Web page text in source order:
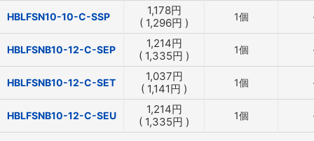
HBLFSN10-10-C-SSP 1,178円
( 1,296円 ) 1個
HBLFSNB10-12-C-SEP 1,214円
( 1,335円 ) 1個
HBLFSNB10-12-C-SET 1,037円
( 1,141円 ) 1個
HBLFSNB10-12-C-SEU 1,214円
( 1,335円 ) 1個